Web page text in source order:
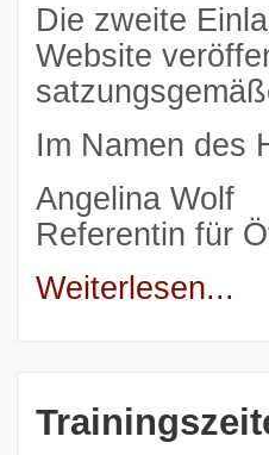
Die zweite
Website
Im Namen des
Angelina Wolf
Referentin für
Weiterlesen...